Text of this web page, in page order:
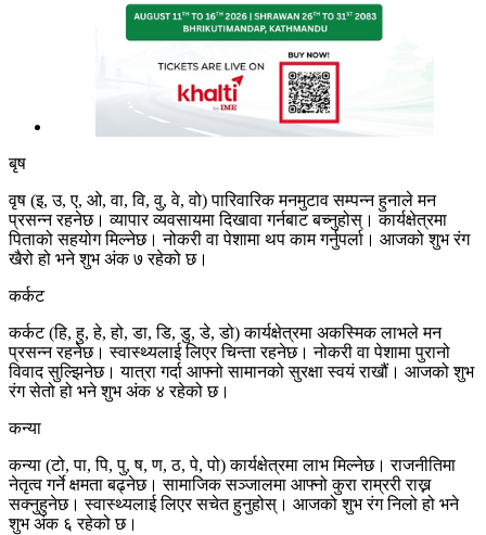
बृष
वृष (इ, उ, ए, ओ, वा, वि, वु, वे, वो) पारिवारिक मनमुटाव सम्पन्न हुनाले मन
प्रसन्न रहनेछ। व्यापार व्यवसायमा दिखावा गर्नबाट बच्नुहोस्। कार्यक्षेत्रमा
पिताको सहयोग मिल्नेछ। नोकरी वा पेशामा थप काम गर्नुपर्ला। आजको शुभ रंग
खैरो हो भने शुभ अंक ७ रहेको छ।
कर्कट
कर्कट (हि, हु, हे, हो, डा, डि, डु, डे, डो) कार्यक्षेत्रमा अकस्मिक लाभले मन
प्रसन्न रहनेछ। स्वास्थ्यलाई लिएर चिन्ता रहनेछ। नोकरी वा पेशामा पुरानो
विवाद सुल्झिनेछ। यात्रा गर्दा आफ्नो सामानको सुरक्षा स्वयं राखौं। आजको शुभ
रंग सेतो हो भने शुभ अंक ४ रहेको छ।
कन्या
कन्या (टो, पा, पि, पु, ष, ण, ठ, पे, पो) कार्यक्षेत्रमा लाभ मिल्नेछ। राजनीतिमा
नेतृत्व गर्ने क्षमता बढ्नेछ। सामाजिक सञ्जालमा आफ्नो कुरा राम्ररी राख्न
सक्नुहुनेछ। स्वास्थ्यलाई लिएर सचेत हुनुहोस्। आजको शुभ रंग निलो हो भने
शुभ अंक ६ रहेको छ।